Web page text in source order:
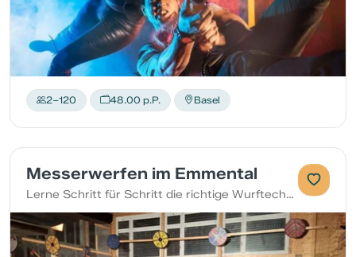
2–120 48.00 p.P. Basel
Messerwerfen im Emmental
Lerne Schritt für Schritt die richtige Wurftechnik